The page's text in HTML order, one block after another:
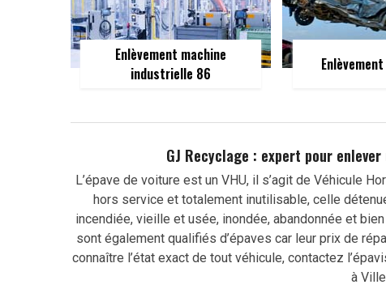
Enlèvement machine
industrielle 86
GJ Recyclage : expert pour
L’épave de voiture est un VHU, il s’agit de Véhicule
hors service et totalement inutilisable, celle
incendiée, vieille et usée, inondée, abandonnée et
sont également qualifiés d’épaves car leur prix de
connaître l’état exact de tout véhicule, contactez
à